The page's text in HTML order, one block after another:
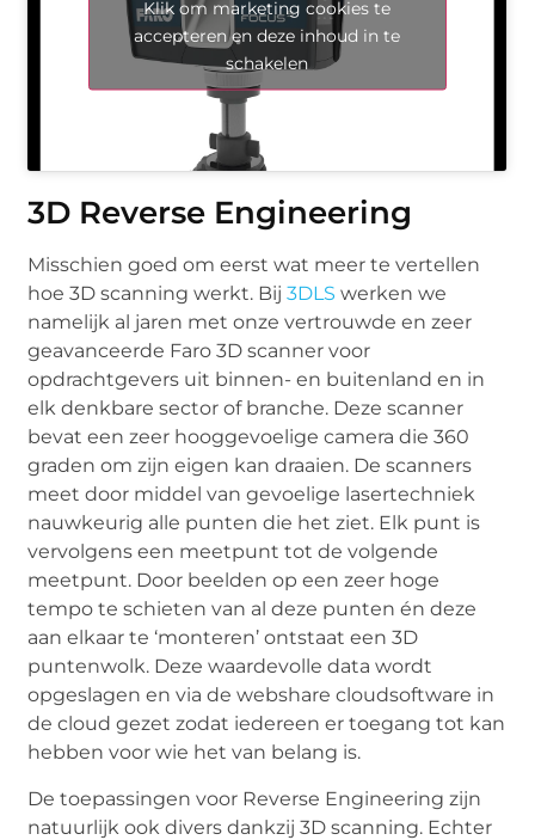
Klik om marketing cookies te
accepteren en deze inhoud in te
schakelen
3D Reverse Engineering
Misschien goed om eerst wat meer te vertellen
hoe 3D scanning werkt. Bij3DLSwerken we
namelijk al jaren met onze vertrouwde en zeer
geavanceerde Faro 3D scanner voor
opdrachtgevers uit binnen- en buitenland en in
elk denkbare sector of branche. Deze scanner
bevat een zeer hooggevoelige camera die 360
graden om zijn eigen kan draaien. De scanners
meet door middel van gevoelige lasertechniek
nauwkeurig alle punten die het ziet. Elk punt is
vervolgens een meetpunt tot de volgende
meetpunt. Door beelden op een zeer hoge
tempo te schieten van al deze punten én deze
aan elkaar te ‘monteren’ ontstaat een 3D
puntenwolk. Deze waardevolle data wordt
opgeslagen en via de webshare cloudsoftware in
de cloud gezet zodat iedereen er toegang tot kan
hebben voor wie het van belang is.
De toepassingen voor Reverse Engineering zijn
natuurlijk ook divers dankzij 3D scanning. Echter